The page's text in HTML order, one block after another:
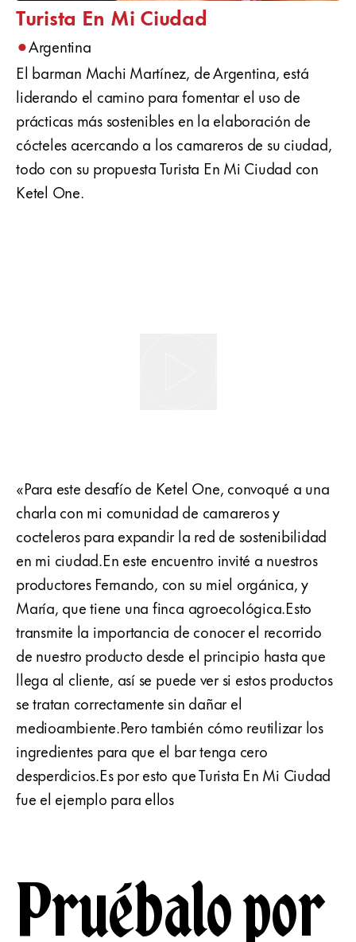
Turista En Mi Ciudad
•Argentina
El barman Machi Martínez, de Argentina, está
liderando el camino para fomentar el uso de
prácticas más sostenibles en la elaboración de
cócteles acercando a los camareros de su ciudad,
todo con su propuesta Turista En Mi Ciudad con
Ketel One.
«Para este desafío de Ketel One, convoqué a una
charla con mi comunidad de camareros y
cocteleros para expandir la red de sostenibilidad
en mi ciudad.En este encuentro invité a nuestros
productores Fernando, con su miel orgánica, y
María, que tiene una finca agroecológica.Esto
transmite la importancia de conocer el recorrido
de nuestro producto desde el principio hasta que
llega al cliente, así se puede ver si estos productos
se tratan correctamente sin dañar el
medioambiente.Pero también cómo reutilizar los
ingredientes para que el bar tenga cero
desperdicios.Es por esto que Turista En Mi Ciudad
fue el ejemplo para ellos
Pruébalo por